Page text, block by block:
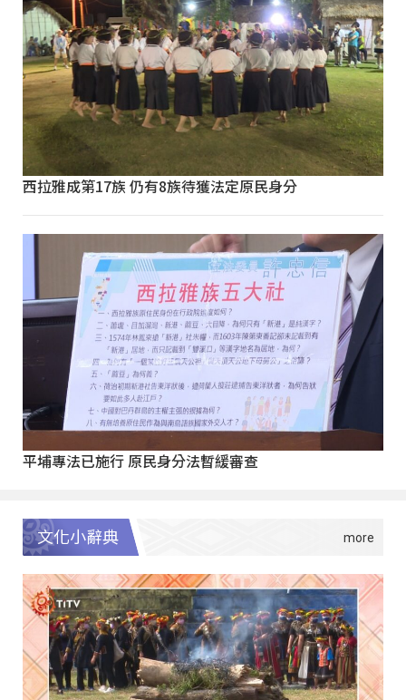
西拉雅成第17族 仍有8族待獲法定原民身分
平埔專法已施行 原民身分法暫緩審查
文化小辭典